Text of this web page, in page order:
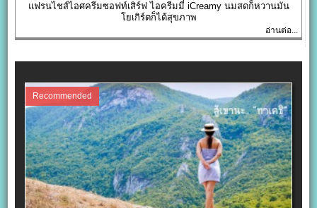
แฟรนไชส์ไอศครีมซอฟท์เสิร์ฟ ไอครีมมี่ iCreamy นมสดก็หวานมัน
โยเกิร์ตก็ได้สุขภาพ
อ่านต่อ...
Recommended